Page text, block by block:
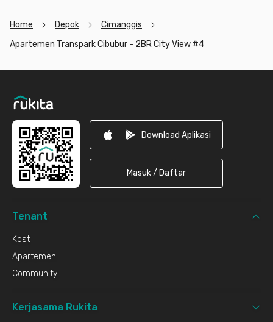
Home Depok
Cimanggis
Apartemen Transpark Cibubur - 2BR City View #4
Download Aplikasi
Masuk / Daftar
Tenant
Kost
Apartemen
Community
Kerjasama Rukita